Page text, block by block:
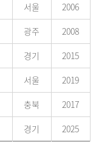
서울
2006
광주 2008
경기
2015
서울
2019
충북
2017
경기 2025